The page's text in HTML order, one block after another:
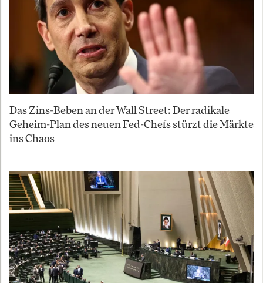
Das Zins-Beben an der Wall Street: Der radikale
Geheim-Plan des neuen Fed-Chefs stürzt die Märkte
ins Chaos